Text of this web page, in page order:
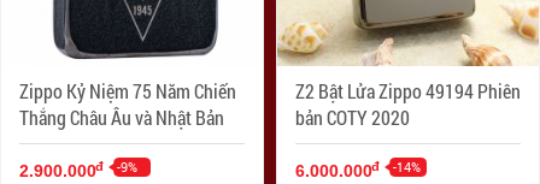
Zippo Kỷ Niệm 75 Năm Chiến
Thắng Châu Âu và Nhật Bản
2.900.000đ -9%
Z2 Bật Lửa Zippo 49194 Phiên
bản COTY 2020
6.000.000đ -14%